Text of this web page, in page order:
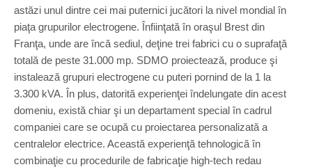
astăzi unul dintre cei mai puternici jucători la nivel mondial în
piaţa grupurilor electrogene. Înfiinţată în oraşul Brest din
Franţa, unde are încă sediul, deţine trei fabrici cu o suprafaţă
totală de peste 31.000 mp. SDMO proiectează, produce şi
instalează grupuri electrogene cu puteri pornind de la 1 la
3.300 kVA. În plus, datorită experienţei îndelungate din acest
domeniu, există chiar şi un departament special în cadrul
companiei care se ocupă cu proiectarea personalizată a
centralelor electrice. Această experienţă tehnologică în
combinaţie cu procedurile de fabricaţie high-tech redau